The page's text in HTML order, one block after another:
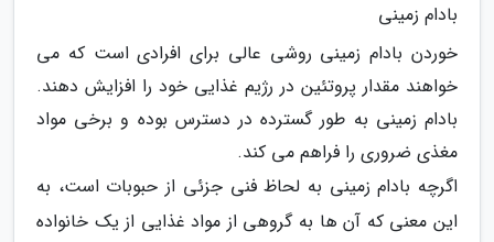
بادام زمینی
خوردن بادام زمینی روشی عالی برای افرادی است که می
خواهند مقدار پروتئین در رژیم غذایی خود را افزایش دهند.
بادام زمینی به طور گسترده در دسترس بوده و برخی مواد
مغذی ضروری را فراهم می کند.
اگرچه بادام زمینی به لحاظ فنی جزئی از حبوبات است، به
این معنی که آن ها به گروهی از مواد غذایی از یک خانواده